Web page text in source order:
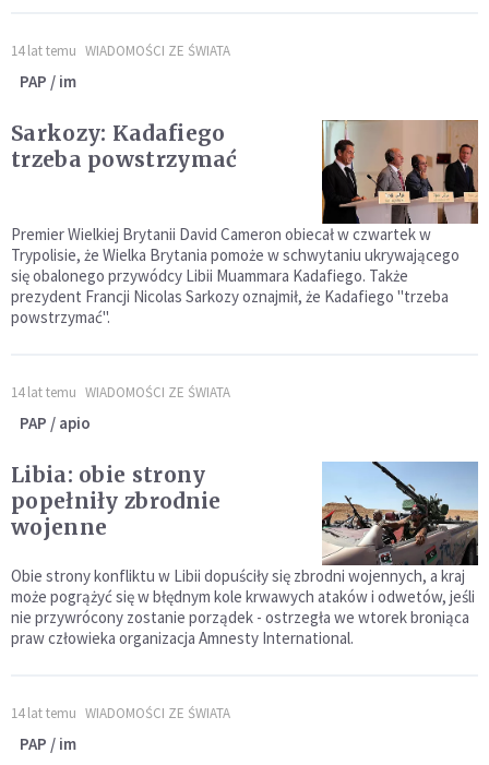
14 lat temu WIADOMOŚCI ZE ŚWIATA
PAP / im
Sarkozy: Kadafiego
trzeba powstrzymać
Premier Wielkiej Brytanii David Cameron obiecał w czwartek w
Trypolisie, że Wielka Brytania pomoże w schwytaniu ukrywającego
się obalonego przywódcy Libii Muammara Kadafiego. Także
prezydent Francji Nicolas Sarkozy oznajmił, że Kadafiego "trzeba
powstrzymać".
14 lat temu WIADOMOŚCI ZE ŚWIATA
PAP / apio
Libia: obie strony
popełniły zbrodnie
wojenne
Obie strony konfliktu w Libii dopuściły się zbrodni wojennych, a kraj
może pogrążyć się w błędnym kole krwawych ataków i odwetów, jeśli
nie przywrócony zostanie porządek - ostrzegła we wtorek broniąca
praw człowieka organizacja Amnesty International.
14 lat temu WIADOMOŚCI ZE ŚWIATA
PAP / im